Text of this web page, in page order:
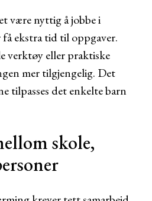
være nyttig å jobbe i
ekstra tid til oppgaver.
verktøy eller praktiske
mer tilgjengelig. Det
tilpasses det enkelte barn
skole,